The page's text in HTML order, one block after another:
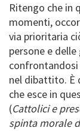
Ritengo che in
momenti,
via prioritaria
persone e
confrontandosi
nel dibattito. È
che esce in
(Cattolici e
spinta morale